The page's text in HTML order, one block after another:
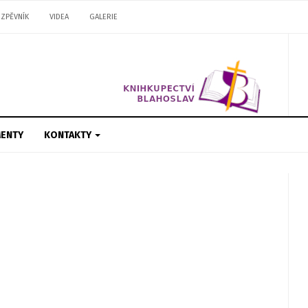
ZPĚVNÍK VIDEA GALERIE
KONTAKTY